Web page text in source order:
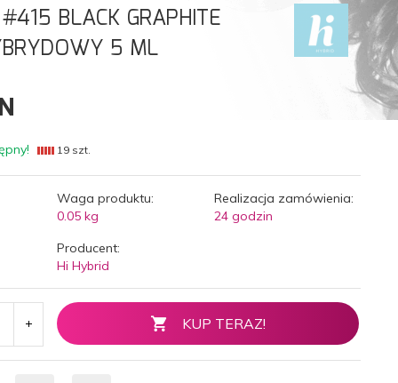
BLACK GRAPHITE
5 ML
19 szt.
Waga produktu:
0.05 kg
Realizacja zamówienia:
24 godzin
Producent:
Hi Hybrid
KUP TERAZ!